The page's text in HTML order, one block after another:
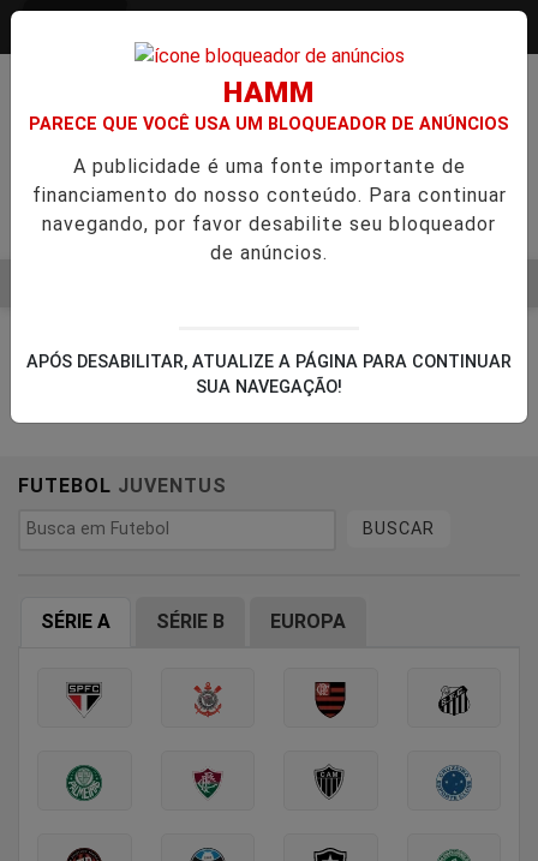
FUTEBOL JUVENTUS
BUSCAR
SÉRIE A SÉRIE B EUROPA
HAMM
PARECE QUE VOCÊ USA UM BLOQUEADOR DE ANÚNCIOS
A publicidade é uma fonte importante de
financiamento do nosso conteúdo. Para continuar
navegando, por favor desabilite seu bloqueador
de anúncios.
APÓS DESABILITAR, ATUALIZE A PÁGINA PARA CONTINUAR
SUA NAVEGAÇÃO!